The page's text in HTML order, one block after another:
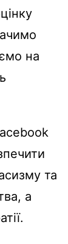
на
та
а